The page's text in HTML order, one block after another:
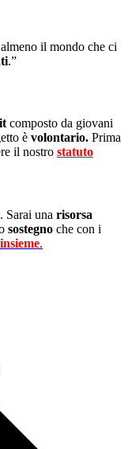
il mondo che ci
.”
composto da giovani
è volontario. Prima
il nostro statuto
. Sarai una risorsa
sostegno che con i
insieme.